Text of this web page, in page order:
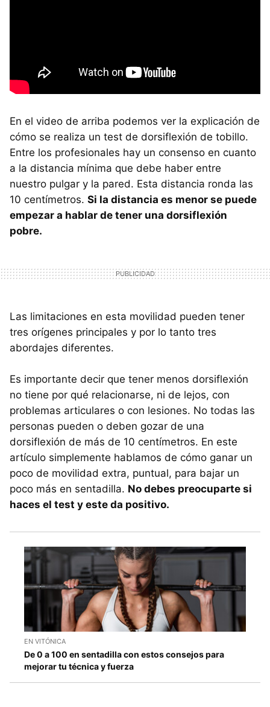
En el video de arriba podemos ver la explicación de
cómo se realiza un test de dorsiflexión de tobillo.
Entre los profesionales hay un consenso en cuanto
a la distancia mínima que debe haber entre
nuestro pulgar y la pared. Esta distancia ronda las
10 centímetros. Si la distancia es menor se puede
empezar a hablar de tener una dorsiflexión
pobre.
Las limitaciones en esta movilidad pueden tener
tres orígenes principales y por lo tanto tres
abordajes diferentes.
Es importante decir que tener menos dorsiflexión
no tiene por qué relacionarse, ni de lejos, con
problemas articulares o con lesiones. No todas las
personas pueden o deben gozar de una
dorsiflexión de más de 10 centímetros. En este
artículo simplemente hablamos de cómo ganar un
poco de movilidad extra, puntual, para bajar un
poco más en sentadilla. No debes preocuparte si
haces el test y este da positivo.
EN VITÓNICA
De 0 a 100 en sentadilla con estos consejos para
mejorar tu técnica y fuerza